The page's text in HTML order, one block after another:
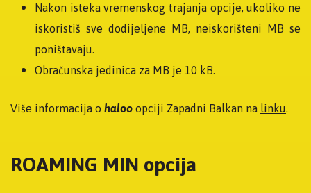
Nakon isteka vremenskog trajanja opcije, ukoliko ne
iskoristiš sve dodijeljene MB, neiskorišteni MB se
poništavaju.
Obračunska jedinica za MB je 10 kB.
Više informacija o haloo opciji Zapadni Balkan na linku.
ROAMING MIN opcija